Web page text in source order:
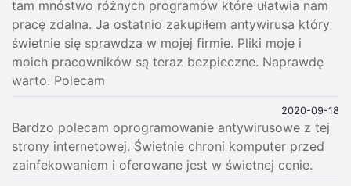
tam mnóstwo różnych programów które ułatwia nam
pracę zdalna. Ja ostatnio zakupiłem antywirusa który
świetnie się sprawdza w mojej firmie. Pliki moje i
moich pracowników są teraz bezpieczne. Naprawdę
warto. Polecam
2020-09-18
Bardzo polecam oprogramowanie antywirusowe z tej
strony internetowej. Świetnie chroni komputer przed
zainfekowaniem i oferowane jest w świetnej cenie.